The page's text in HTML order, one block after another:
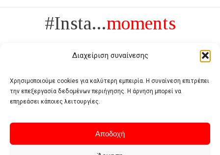
Διαχείριση συναίνεσης
Χρησιμοποιούμε cookies για καλύτερη εμπειρία. Η συναίνεση επιτρέπει
την επεξεργασία δεδομένων περιήγησης. Η άρνηση μπορεί να
επηρεάσει κάποιες λειτουργίες.
Αποδοχή
#Insta...moments
Πολυτέλεια δεν είναι το αντίθετο της ανέχειας, είναι το αντίθετο της